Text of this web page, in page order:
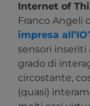
Internet of
Franco Angeli
impresa
sensori inseriti
grado di
circostante,
(quasi)